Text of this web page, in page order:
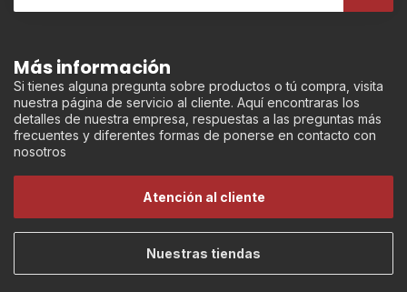
Más información
Si tienes alguna pregunta sobre productos o tú compra, visita
nuestra página de servicio al cliente. Aquí encontraras los
detalles de nuestra empresa, respuestas a las preguntas más
frecuentes y diferentes formas de ponerse en contacto con
nosotros
Atención al cliente
Nuestras tiendas